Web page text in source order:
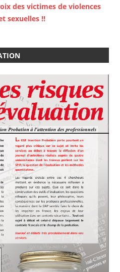
des victimes de violences
sexuelles !!